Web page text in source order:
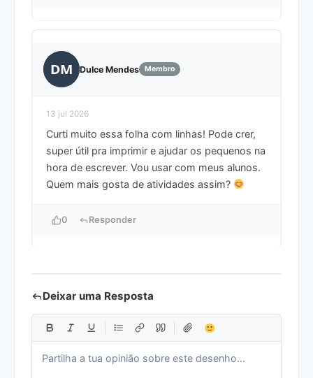
DM Dulce Mendes Membro
13 jul 2026
Curti muito essa folha com linhas! Pode crer,
super útil pra imprimir e ajudar os pequenos na
hora de escrever. Vou usar com meus alunos.
Quem mais gosta de atividades assim?
0 Responder
Deixar uma Resposta